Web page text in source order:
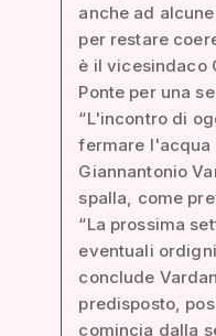
anche ad
per restare
è il vicesindaco
Ponte per una
“L'incontro di
fermare l'acqua
Giannantonio
spalla, come
“La prossima
eventuali
conclude
predisposto,
comincia dalla